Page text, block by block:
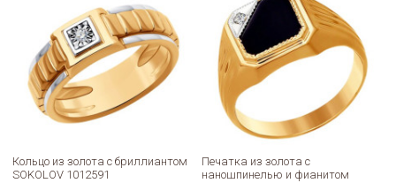
Кольцо из золота с бриллиантом
SOKOLOV 1012591
Печатка из золота с
наношпинелью и фианитом